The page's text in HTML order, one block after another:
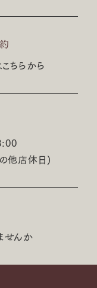
ちらから
他店休日)
せんか